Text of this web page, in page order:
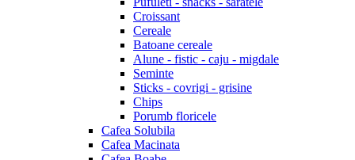
Croissant
Cereale
Batoane cereale
Alune - fistic - caju - migdale
Seminte
Sticks - covrigi - grisine
Chips
Porumb floricele
Cafea Solubila
Cafea Macinata